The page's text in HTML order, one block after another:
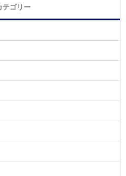
テゴリー